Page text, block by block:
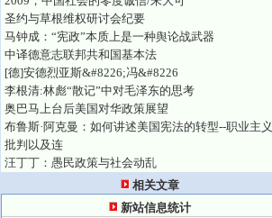
圣约与草根维权研讨会纪要
马钟成：“宪政”本质上是一种舆论战武器
中译德意志联邦共和国基本法
[德]安德烈亚斯&#8226;冯&#8226
李根清:林彪“散记”中对毛泽东的思考
奥巴马上台后美国对华政策展望
布鲁斯·阿克曼：如何讲述美国宪法的转型--职业主义
批判以及连
汪丁丁：愚民政策与社会动乱
相关文章
新站信息统计